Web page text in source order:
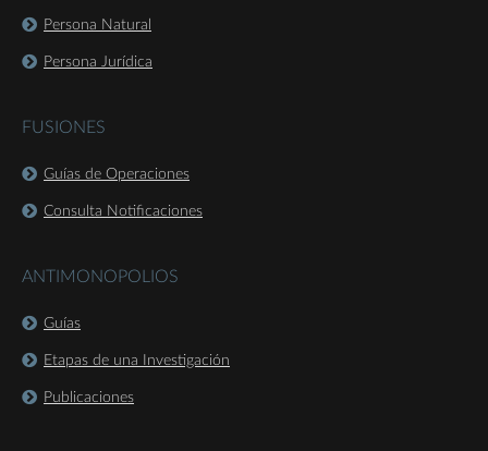
Persona Natural
Persona Jurídica
FUSIONES
Guías de Operaciones
Consulta Notificaciones
ANTIMONOPOLIOS
Guías
Etapas de una Investigación
Publicaciones